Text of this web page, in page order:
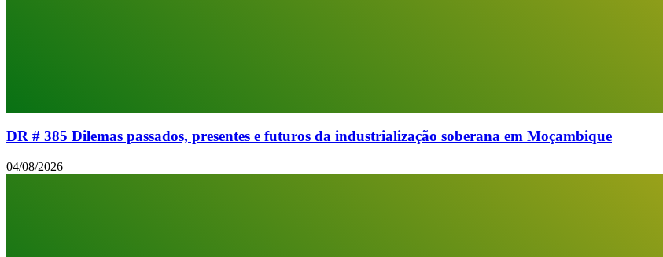
DR # 385 Dilemas passados, presentes e futuros da industrialização soberana em Moçambique
04/08/2026